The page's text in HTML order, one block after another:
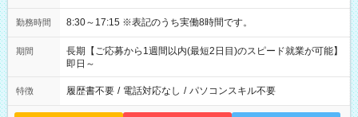
勤務時間 8:30～17:15 ※表記のうち実働8時間です。
期間
長期【ご応募から1週間以内(最短2日目)のスピード就業が可能】
即日～
特徴 履歴書不要 / 電話対応なし / パソコンスキル不要